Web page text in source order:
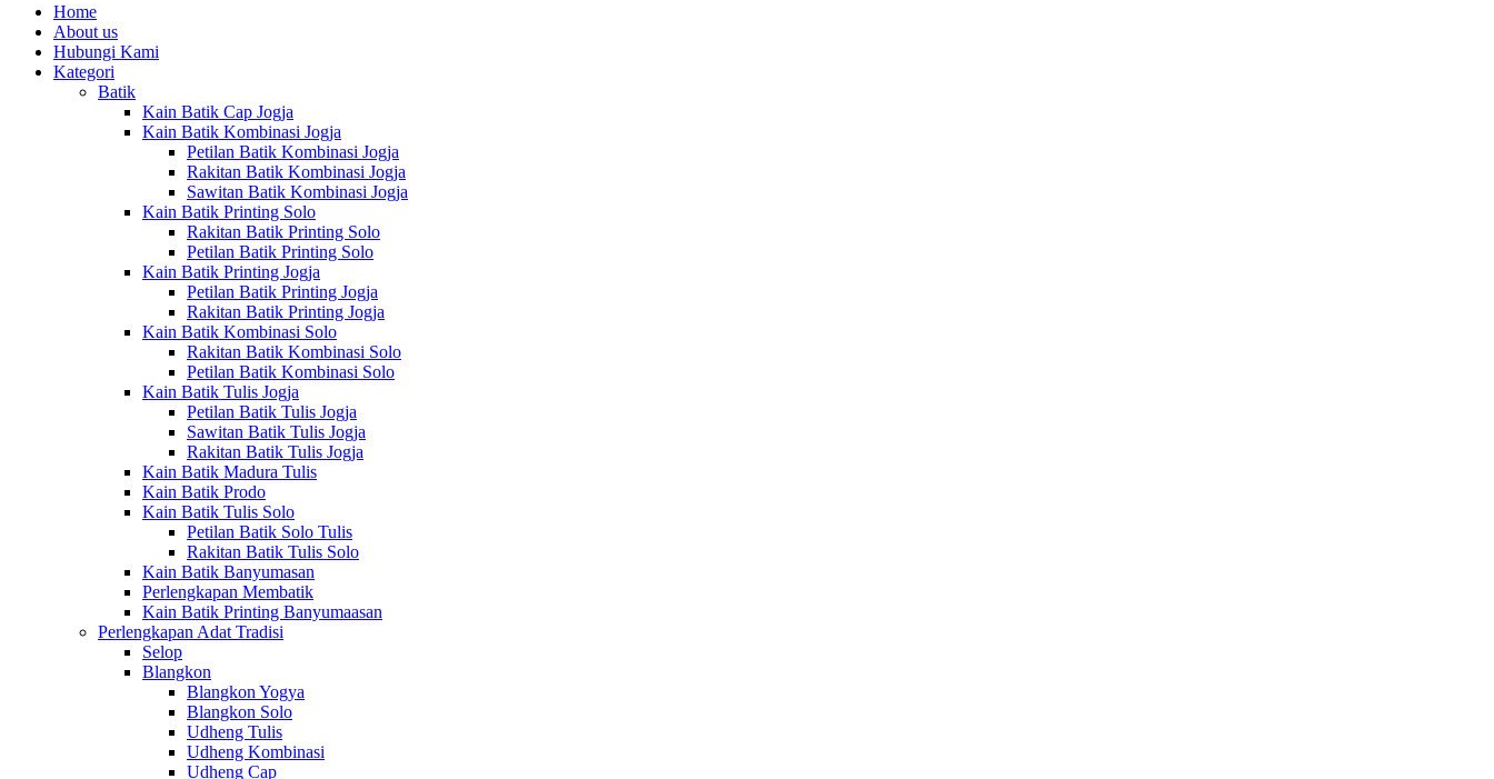
Home
About us
Hubungi Kami
Kategori
Batik
Kain Batik Cap Jogja
Kain Batik Kombinasi Jogja
Petilan Batik Kombinasi Jogja
Rakitan Batik Kombinasi Jogja
Sawitan Batik Kombinasi Jogja
Kain Batik Printing Solo
Rakitan Batik Printing Solo
Petilan Batik Printing Solo
Kain Batik Printing Jogja
Petilan Batik Printing Jogja
Rakitan Batik Printing Jogja
Kain Batik Kombinasi Solo
Rakitan Batik Kombinasi Solo
Petilan Batik Kombinasi Solo
Kain Batik Tulis Jogja
Petilan Batik Tulis Jogja
Sawitan Batik Tulis Jogja
Rakitan Batik Tulis Jogja
Kain Batik Madura Tulis
Kain Batik Prodo
Kain Batik Tulis Solo
Petilan Batik Solo Tulis
Rakitan Batik Tulis Solo
Kain Batik Banyumasan
Perlengkapan Membatik
Kain Batik Printing Banyumaasan
Perlengkapan Adat Tradisi
Selop
Blangkon
Blangkon Yogya
Blangkon Solo
Udheng Tulis
Udheng Kombinasi
Udheng Cap